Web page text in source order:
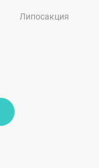
Липосакция